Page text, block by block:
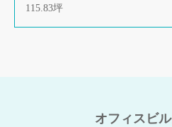
115.83坪
オフィスビ